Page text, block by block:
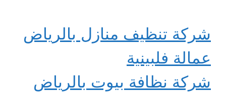
شركة تنظيف منازل بالرياض
عمالة فلبينية
شركة نظافة بيوت بالرياض